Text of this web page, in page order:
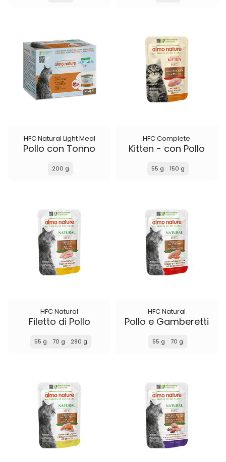
HFC Natural Light Meal
Pollo con Tonno
200 g
HFC Complete
Kitten - con Pollo
55 g 150 g
HFC Natural
Filetto di Pollo
55 g 70 g 280 g
HFC Natural
Pollo e Gamberetti
55 g 70 g